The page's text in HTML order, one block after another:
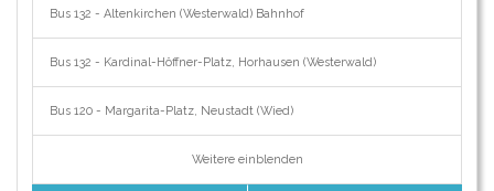
Bus 132 - Altenkirchen (Westerwald) Bahnhof
Bus 132 - Kardinal-Höffner-Platz, Horhausen (Westerwald)
Bus 120 - Margarita-Platz, Neustadt (Wied)
Weitere einblenden